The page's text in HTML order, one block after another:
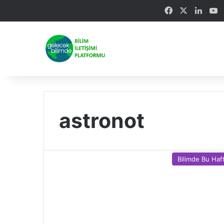
Facebook
astronot
Bilimde Bu